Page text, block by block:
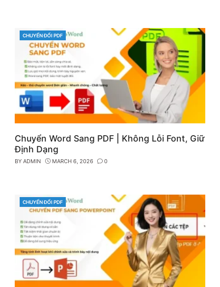
CATEGORIES
CHUYỂN ĐỔI PDF
Chuyển Word Sang PDF | Không Lỗi Font, Giữ
Định Dạng
BY ADMIN MARCH 6, 2026 0
CATEGORIES
CHUYỂN ĐỔI PDF